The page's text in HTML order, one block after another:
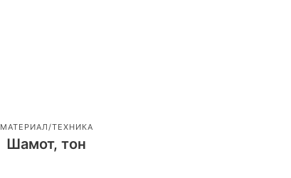
МАТЕРИАЛ/ТЕХНИКА
Шамот, тон